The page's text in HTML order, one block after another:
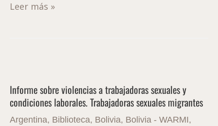
Leer más »
Informe sobre violencias a trabajadoras sexuales y
condiciones laborales. Trabajadoras sexuales migrantes
Argentina, Biblioteca, Bolivia, Bolivia - WARMI,
violencias
a
trabajadoras